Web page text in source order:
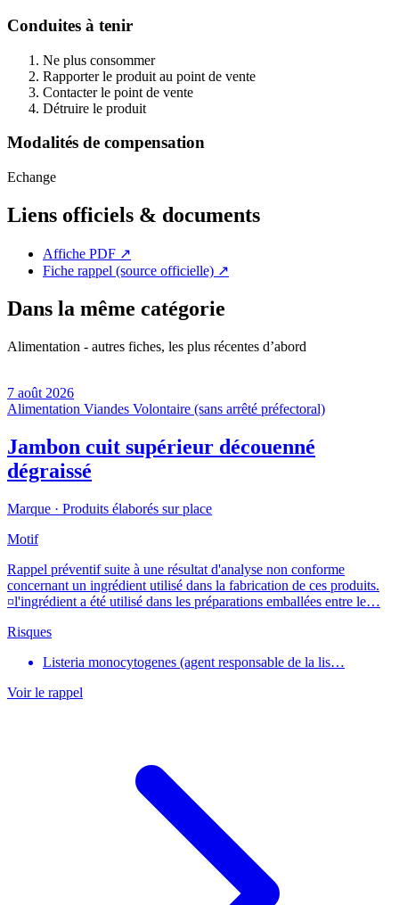
Conduites à tenir
Ne plus consommer
Rapporter le produit au point de vente
Contacter le point de vente
Détruire le produit
Modalités de compensation
Echange
Liens officiels & documents
Affiche PDF ↗
Fiche rappel (source officielle) ↗
Dans la même catégorie
Alimentation - autres fiches, les plus récentes d’abord
7 août 2026
Alimentation Viandes Volontaire (sans arrêté préfectoral)
Jambon cuit supérieur découenné
dégraissé
Marque · Produits élaborés sur place
Motif
Rappel préventif suite à une résultat d'analyse non conforme
concernant un ingrédient utilisé dans la fabrication de ces produits.
¤l'ingrédient a été utilisé dans les préparations emballées entre le…
Risques
Listeria monocytogenes (agent responsable de la lis…
Voir le rappel